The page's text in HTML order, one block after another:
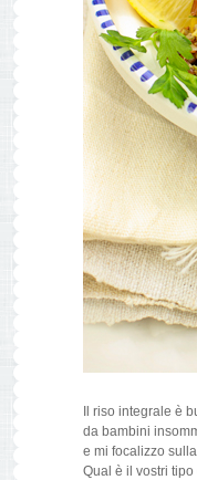
Il riso integrale è
da bambini
e mi focalizzo
Qual è il vostri